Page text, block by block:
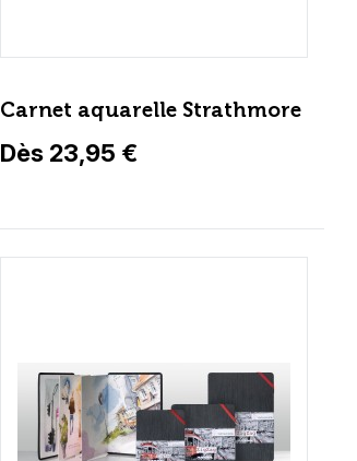
Carnet aquarelle Strathmore
Dès 23,95 €